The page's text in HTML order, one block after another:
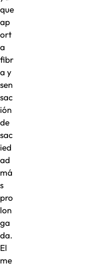
que
ap
ort
a
fibr
a y
sen
sac
ión
de
sac
ied
ad
má
s
pro
lon
ga
da.
El
me